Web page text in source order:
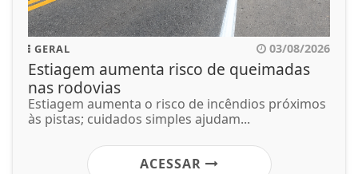
GERAL 03/08/2026
Estiagem aumenta risco de queimadas
nas rodovias
Estiagem aumenta o risco de incêndios próximos
às pistas; cuidados simples ajudam...
ACESSAR